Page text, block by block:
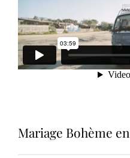
Mariage Bohème